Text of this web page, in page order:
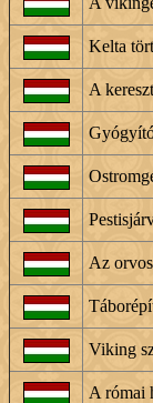
Kelta
A
Az
Viking
A római